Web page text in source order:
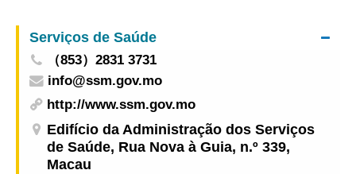
compensatório relativo ao Dia de Imaculada
Conceição
Serviços de Saúde
（853）2831 3731
info@ssm.gov.mo
http://www.ssm.gov.mo
Edifício da Administração dos Serviços
de Saúde, Rua Nova à Guia, n.º 339,
Macau